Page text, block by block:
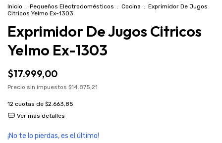
Inicio Pequeños Electrodomésticos Cocina
Exprimidor De Jugos
Citricos Yelmo Ex-1303
Exprimidor De Jugos Citricos
Yelmo Ex-1303
$17.999,00
Precio sin impuestos $14.875,21
12 cuotas de $2.663,85
Ver más detalles
¡No te lo pierdas, es el último!